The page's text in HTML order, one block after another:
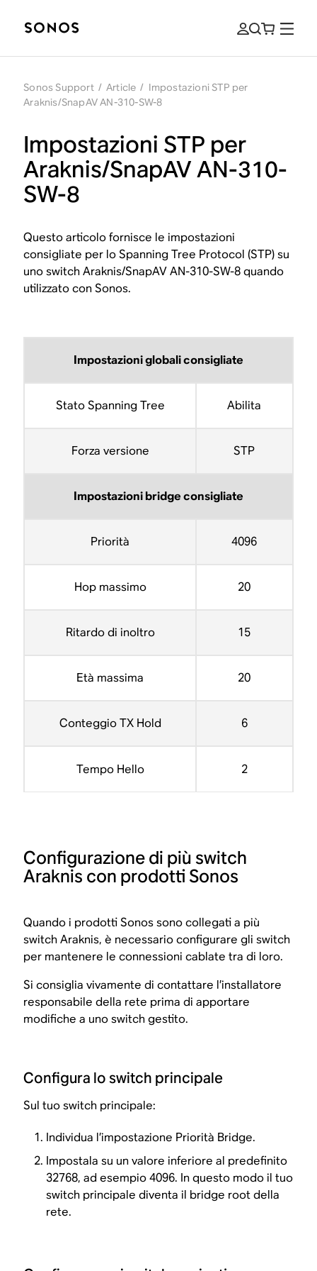
Sonos Support / Article / Impostazioni STP per
Araknis/SnapAV AN-310-SW-8
Impostazioni STP per
Araknis/SnapAV AN-310-
SW-8
Questo articolo fornisce le impostazioni
consigliate per lo Spanning Tree Protocol (STP) su
uno switch Araknis/SnapAV AN-310-SW-8 quando
utilizzato con Sonos.
Impostazioni globali consigliate
Stato Spanning Tree Abilita
Forza versione STP
Impostazioni bridge consigliate
Priorità 4096
Hop massimo 20
Ritardo di inoltro 15
Età massima 20
Conteggio TX Hold 6
Tempo Hello 2
Configurazione di più switch
Araknis con prodotti Sonos
Quando i prodotti Sonos sono collegati a più
switch Araknis, è necessario configurare gli switch
per mantenere le connessioni cablate tra di loro.
Si consiglia vivamente di contattare l’installatore
responsabile della rete prima di apportare
modifiche a uno switch gestito.
Configura lo switch principale
Sul tuo switch principale:
Individua l’impostazione Priorità Bridge.
Impostala su un valore inferiore al predefinito
32768, ad esempio 4096. In questo modo il tuo
switch principale diventa il bridge root della
rete.